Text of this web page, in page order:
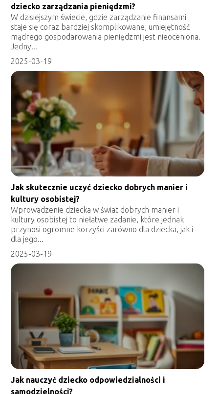
dziecko zarządzania pieniędzmi?
W dzisiejszym świecie, gdzie zarządzanie finansami
staje się coraz bardziej skomplikowane, umiejętność
mądrego gospodarowania pieniędzmi jest nieoceniona.
Jedny...
2025-03-19
Jak skutecznie uczyć dziecko dobrych manier i
kultury osobistej?
Wprowadzenie dziecka w świat dobrych manier i
kultury osobistej to niełatwe zadanie, które jednak
przynosi ogromne korzyści zarówno dla dziecka, jak i
dla jego...
2025-03-19
Jak nauczyć dziecko odpowiedzialności i
samodzielności?